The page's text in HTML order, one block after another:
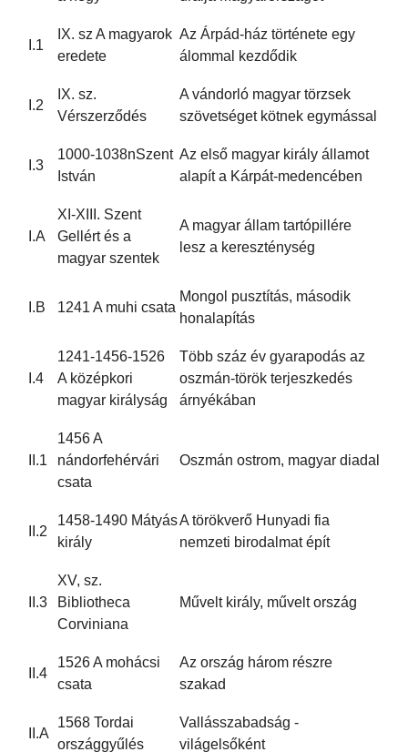
I.1
IX. sz A magyarok
eredete
Az Árpád-ház története egy
álommal kezdődik
I.2
IX. sz.
Vérszerződés
A vándorló magyar törzsek
szövetséget kötnek egymással
I.3
1000-1038nSzent
István
Az első magyar király államot
alapít a Kárpát-medencében
I.A
XI-XIII. Szent
Gellért és a
magyar szentek
A magyar állam tartópillére
lesz a kereszténység
I.B 1241 A muhi csata
Mongol pusztítás, második
honalapítás
I.4
1241-1456-1526
A középkori
magyar királyság
Több száz év gyarapodás az
oszmán-török terjeszkedés
árnyékában
II.1
1456 A
nándorfehérvári
csata
Oszmán ostrom, magyar diadal
II.2
1458-1490 Mátyás
király
A törökverő Hunyadi fia
nemzeti birodalmat épít
II.3
XV, sz.
Bibliotheca
Corviniana
Művelt király, művelt ország
II.4
1526 A mohácsi
csata
Az ország három részre
szakad
II.A
1568 Tordai
országgyűlés
Vallásszabadság -
világelsőként